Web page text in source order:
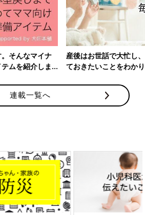
出産前にそろえておきたいアイテム、知っ
やすく紹介！
連載一覧へ